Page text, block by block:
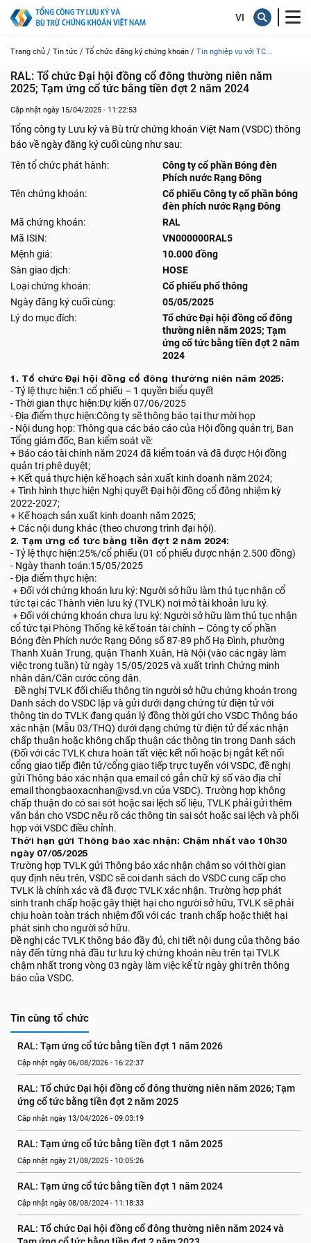
Trang chủ / Tin tức / Tổ chức đăng ký chứng khoán / Tin nghiệp vụ với TC...
RAL: Tổ chức Đại hội đồng cổ đông thường niên năm
2025; Tạm ứng cổ tức bằng tiền đợt 2 năm 2024
Cập nhật ngày 15/04/2025 - 11:22:53
Tổng công ty Lưu ký và Bù trừ chứng khoán Việt Nam (VSDC) thông
báo về ngày đăng ký cuối cùng như sau:
Tên tổ chức phát hành:
Công ty cổ phần Bóng đèn
Phích nước Rạng Đông
Tên chứng khoán:
Cổ phiếu Công ty cổ phần bóng
đèn phích nước Rạng Đông
Mã chứng khoán:
RAL
Mã ISIN:
VN000000RAL5
Mệnh giá:
10.000 đồng
Sàn giao dịch:
HOSE
Loại chứng khoán:
Cổ phiếu phổ thông
Ngày đăng ký cuối cùng:
05/05/2025
Lý do mục đích:
Tổ chức Đại hội đồng cổ đông
thường niên năm 2025; Tạm
ứng cổ tức bằng tiền đợt 2 năm
2024
1. Tổ chức Đại hội đồng cổ đông thường niên năm 2025:
- Tỷ lệ thực hiện:1 cổ phiếu – 1 quyền biểu quyết
- Thời gian thực hiện:Dự kiến 07/06/2025
- Địa điểm thực hiện:Công ty sẽ thông báo tại thư mời họp
- Nội dung họp: Thông qua các báo cáo của Hội đồng quản trị, Ban
Tổng giám đốc, Ban kiểm soát về:
+ Báo cáo tài chính năm 2024 đã kiểm toán và đã được Hội đồng
quản trị phê duyệt;
+ Kết quả thực hiện kế hoạch sản xuất kinh doanh năm 2024;
+ Tình hình thực hiện Nghị quyết Đại hội đồng cổ đông nhiệm kỳ
2022-2027;
+ Kế hoạch sản xuất kinh doanh năm 2025;
+ Các nội dung khác (theo chương trình đại hội).
2. Tạm ứng cổ tức bằng tiền đợt 2 năm 2024:
- Tỷ lệ thực hiện:25%/cổ phiếu (01 cổ phiếu được nhận 2.500 đồng)
- Ngày thanh toán:15/05/2025
- Địa điểm thực hiện:
+ Đối với chứng khoán lưu ký: Người sở hữu làm thủ tục nhận cổ
tức tại các Thành viên lưu ký (TVLK) nơi mở tài khoản lưu ký.
+ Đối với chứng khoán chưa lưu ký: Người sở hữu làm thủ tục nhận
cổ tức tại Phòng Thống kê kế toán tài chính – Công ty cổ phần
Bóng đèn Phích nước Rạng Đông số 87-89 phố Hạ Đình, phường
Thanh Xuân Trung, quận Thanh Xuân, Hà Nội (vào các ngày làm
việc trong tuần) từ ngày 15/05/2025 và xuất trình Chứng minh
nhân dân/Căn cước công dân.
Đề nghị TVLK đối chiếu thông tin người sở hữu chứng khoán trong
Danh sách do VSDC lập và gửi dưới dạng chứng từ điện tử với
thông tin do TVLK đang quản lý đồng thời gửi cho VSDC Thông báo
xác nhận (Mẫu 03/THQ) dưới dạng chứng từ điện tử để xác nhận
chấp thuận hoặc không chấp thuận các thông tin trong Danh sách
(Đối với các TVLK chưa hoàn tất việc kết nối hoặc bị ngắt kết nối
cổng giao tiếp điện tử/cổng giao tiếp trực tuyến với VSDC, đề nghị
gửi Thông báo xác nhận qua email có gắn chữ ký số vào địa chỉ
email thongbaoxacnhan@vsd.vn của VSDC). Trường hợp không
chấp thuận do có sai sót hoặc sai lệch số liệu, TVLK phải gửi thêm
văn bản cho VSDC nêu rõ các thông tin sai sót hoặc sai lệch và phối
hợp với VSDC điều chỉnh.
Thời hạn gửi Thông báo xác nhận: Chậm nhất vào 10h30
ngày 07/05/2025
Trường hợp TVLK gửi Thông báo xác nhận chậm so với thời gian
quy định nêu trên, VSDC sẽ coi danh sách do VSDC cung cấp cho
TVLK là chính xác và đã được TVLK xác nhận. Trường hợp phát
sinh tranh chấp hoặc gây thiệt hại cho người sở hữu, TVLK sẽ phải
chịu hoàn toàn trách nhiệm đối với các tranh chấp hoặc thiệt hại
phát sinh cho người sở hữu.
Đề nghị các TVLK thông báo đầy đủ, chi tiết nội dung của thông báo
này đến từng nhà đầu tư lưu ký chứng khoán nêu trên tại TVLK
chậm nhất trong vòng 03 ngày làm việc kể từ ngày ghi trên thông
báo của VSDC.
Tin cùng tổ chức
RAL: Tạm ứng cổ tức bằng tiền đợt 1 năm 2026
Cập nhật ngày 06/08/2026 - 16:22:37
RAL: Tổ chức Đại hội đồng cổ đông thường niên năm 2026; Tạm
ứng cổ tức bằng tiền đợt 2 năm 2025
Cập nhật ngày 13/04/2026 - 09:03:19
RAL: Tạm ứng cổ tức bằng tiền đợt 1 năm 2025
Cập nhật ngày 21/08/2025 - 10:05:26
RAL: Tạm ứng cổ tức bằng tiền đợt 1 năm 2024
Cập nhật ngày 08/08/2024 - 11:18:33
RAL: Tổ chức Đại hội đồng cổ đông thường niên năm 2024 và